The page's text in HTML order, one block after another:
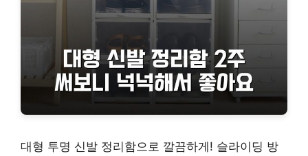
대형 투명 신발 정리함으로 깔끔하게! 슬라이딩 방